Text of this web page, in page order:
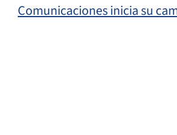
Comunicaciones inicia su